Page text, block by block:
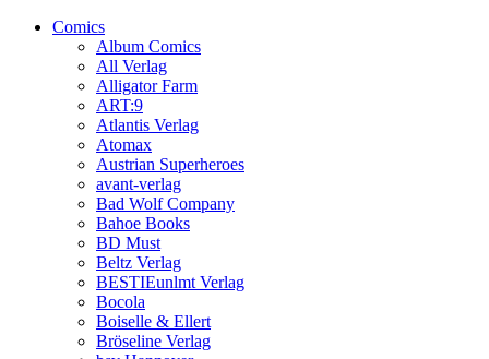
Comics
Album Comics
All Verlag
Alligator Farm
ART:9
Atlantis Verlag
Atomax
Austrian Superheroes
avant-verlag
Bad Wolf Company
Bahoe Books
BD Must
Beltz Verlag
BESTIEunlmt Verlag
Bocola
Boiselle & Ellert
Bröseline Verlag